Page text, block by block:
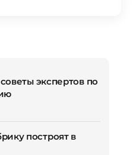
экспертов по
построят в